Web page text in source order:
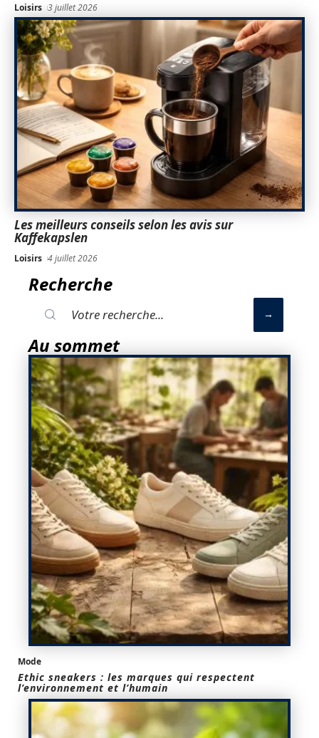
Loisirs 3 juillet 2026
Les meilleurs conseils selon les avis sur
Kaffekapslen
Loisirs 4 juillet 2026
Recherche
Au sommet
Mode
Ethic sneakers : les marques qui respectent
l’environnement et l’humain